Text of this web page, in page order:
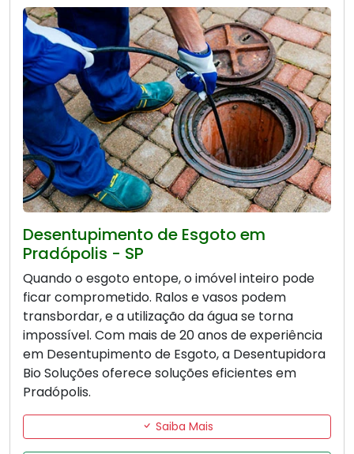
Desentupimento de Esgoto em
Pradópolis - SP
Quando o esgoto entope, o imóvel inteiro pode
ficar comprometido. Ralos e vasos podem
transbordar, e a utilização da água se torna
impossível. Com mais de 20 anos de experiência
em Desentupimento de Esgoto, a Desentupidora
Bio Soluções oferece soluções eficientes em
Pradópolis.
Saiba Mais